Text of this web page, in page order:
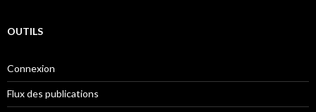
OUTILS
Connexion
Flux des publications